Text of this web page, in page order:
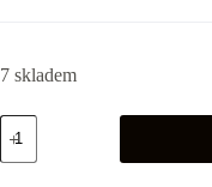
7 skladem
Mammillaria
decipiens
množství